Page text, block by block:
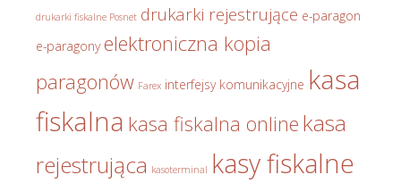
drukarki fiskalne Posnet drukarki rejestrujące e-paragon
e-paragony elektroniczna kopia
paragonów Farex interfejsy komunikacyjne kasa
fiskalna kasa fiskalna online kasa
rejestrująca kasoterminal kasy fiskalne